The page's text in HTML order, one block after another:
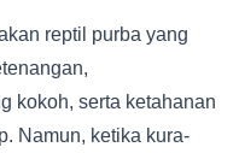
reptil purba yang
kokoh, serta ketahanan
Namun, ketika kura-